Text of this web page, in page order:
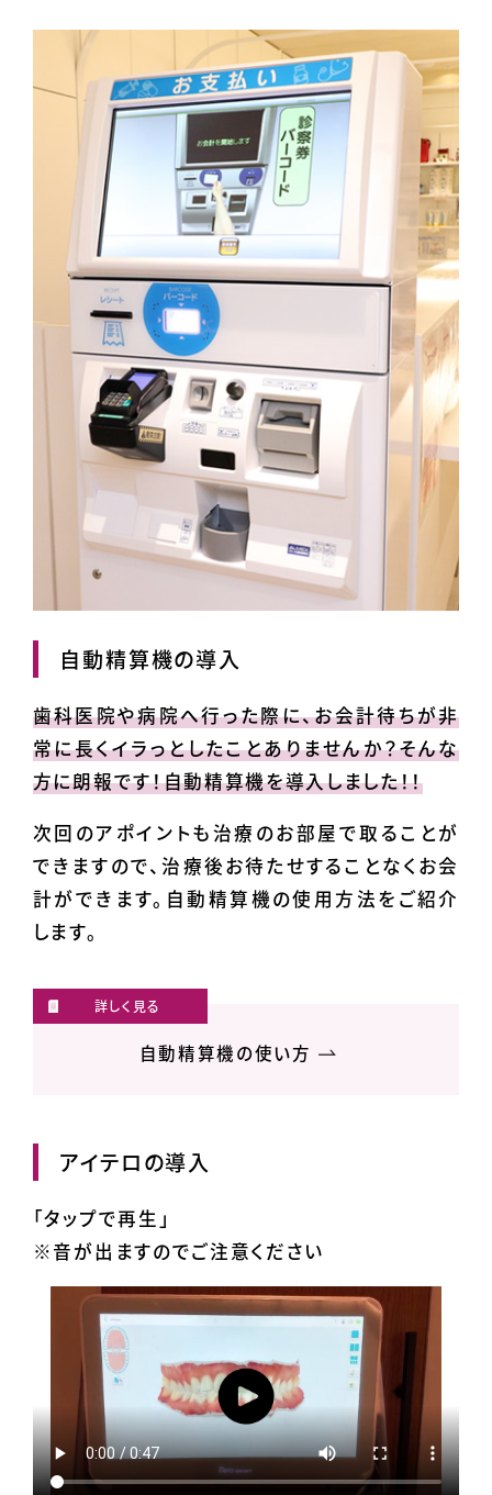
自動精算機の導入
歯科医院や病院へ行った際に、お会計待ちが非
常に長くイラっとしたことありませんか？そんな
方に朗報です！自動精算機を導入しました！！
次回のアポイントも治療のお部屋で取ることが
できますので、治療後お待たせすることなくお会
計ができます。自動精算機の使用方法をご紹介
します。
自動精算機の使い方
アイテロの導入
「タップで再生」
※音が出ますのでご注意ください